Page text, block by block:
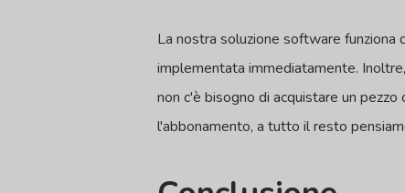
La nostra soluzione software funziona
implementata immediatamente.
non c'è bisogno di acquistare un
l'abbonamento, a tutto il resto